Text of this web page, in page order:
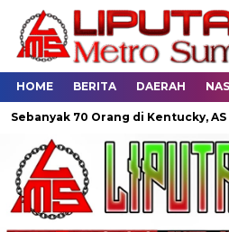
HOME BERITA DAERAH
70 Orang di Kentucky, AS Tewas